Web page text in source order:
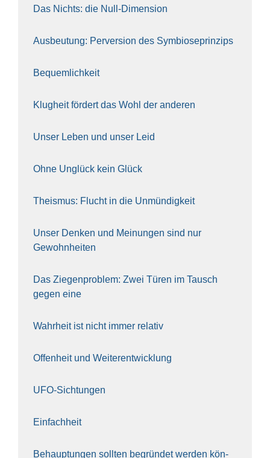
Das Nichts: die Null-Dimen­si­on
Aus­beu­tung: Per­ver­si­on des Sym­bio­se­prin­zips
Bequem­lich­keit
Klug­heit för­dert das Wohl der ande­ren
Unser Leben und unser Leid
Ohne Unglück kein Glück
The­is­mus: Flucht in die Unmün­dig­keit
Unser Den­ken und Mei­nun­gen sind nur
Gewohn­hei­ten
Das Zie­gen­pro­blem: Zwei Türen im Tausch
gegen eine
Wahr­heit ist nicht immer rela­tiv
Offen­heit und Wei­ter­ent­wick­lung
UFO-Sich­tun­gen
Ein­fach­heit
Behaup­tun­gen soll­ten begrün­det wer­den kön­